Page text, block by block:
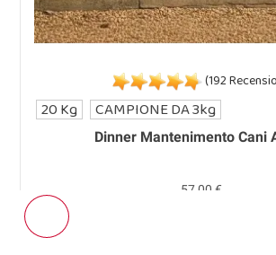
Dinner Mantenimento Cani
(192
57,00 €
20 Kg CAMPIONE DA 3kg